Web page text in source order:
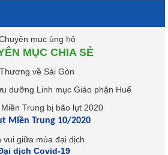
MỤC CHIA SẺ
Miền Trung 10/2020
dịch Covid-19